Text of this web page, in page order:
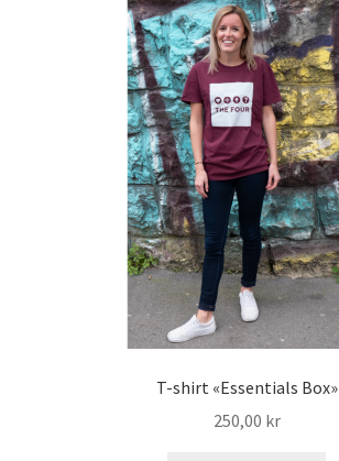
T-shirt «Essentials Box»
250,00 kr